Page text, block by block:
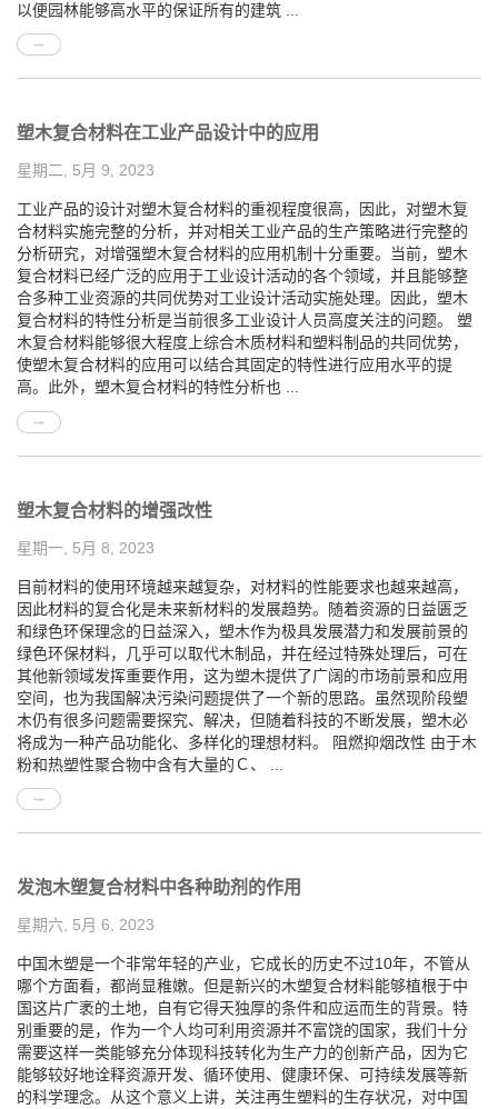
以便园林能够高水平的保证所有的建筑 ...
塑木复合材料在工业产品设计中的应用
星期二, 5月 9, 2023
工业产品的设计对塑木复合材料的重视程度很高，因此，对塑木复
合材料实施完整的分析，并对相关工业产品的生产策略进行完整的
分析研究，对增强塑木复合材料的应用机制十分重要。当前，塑木
复合材料已经广泛的应用于工业设计活动的各个领域，并且能够整
合多种工业资源的共同优势对工业设计活动实施处理。因此，塑木
复合材料的特性分析是当前很多工业设计人员高度关注的问题。 塑
木复合材料能够很大程度上综合木质材料和塑料制品的共同优势，
使塑木复合材料的应用可以结合其固定的特性进行应用水平的提
高。此外，塑木复合材料的特性分析也 ...
塑木复合材料的增强改性
星期一, 5月 8, 2023
目前材料的使用环境越来越复杂，对材料的性能要求也越来越高，
因此材料的复合化是未来新材料的发展趋势。随着资源的日益匮乏
和绿色环保理念的日益深入，塑木作为极具发展潜力和发展前景的
绿色环保材料，几乎可以取代木制品，并在经过特殊处理后，可在
其他新领域发挥重要作用，这为塑木提供了广阔的市场前景和应用
空间，也为我国解决污染问题提供了一个新的思路。虽然现阶段塑
木仍有很多问题需要探究、解决，但随着科技的不断发展，塑木必
将成为一种产品功能化、多样化的理想材料。 阻燃抑烟改性 由于木
粉和热塑性聚合物中含有大量的Ｃ、 ...
发泡木塑复合材料中各种助剂的作用
星期六, 5月 6, 2023
中国木塑是一个非常年轻的产业，它成长的历史不过10年，不管从
哪个方面看，都尚显稚嫩。但是新兴的木塑复合材料能够植根于中
国这片广袤的土地，自有它得天独厚的条件和应运而生的背景。特
别重要的是，作为一个人均可利用资源并不富饶的国家，我们十分
需要这样一类能够充分体现科技转化为生产力的创新产品，因为它
能够较好地诠释资源开发、循环使用、健康环保、可持续发展等新
的科学理念。从这个意义上讲，关注再生塑料的生存状况，对中国